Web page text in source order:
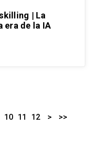
| La
era de la IA
10 11 12 > >>